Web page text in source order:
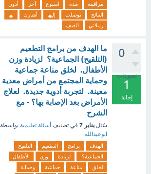
مراقبته
مدة اسبوع آخر
أدون
النتائج
توصلت إليها أشارك
بها
زملائي
الصف
0
تصويتات
1
إجابة
ما الهدف من برامج التطعيم
(التلقيح) الجماعية؟ لزيادة وزن
الأطفال. لخلق مناعة جماعية
وحماية المجتمع من أمراض معدية
معينة. لتجربة أدوية جديدة. لعلاج
الأمراض بعد الإصابة بها؟ - مع
الشرح
سُئل يناير 7 في تصنيف أسئلة تعليمية بواسطة
ابوعبدالله
الهدف برامج التطعيم
التلقيح
الجماعية؟
لزيادة وزن
الأطفال
لخلق
مناعة جماعية
وحماية